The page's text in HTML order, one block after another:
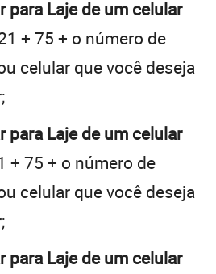
para Laje de um celular
+ 75 + o número de
celular que você deseja
para Laje de um celular
+ 75 + o número de
celular que você deseja
para Laje de um celular